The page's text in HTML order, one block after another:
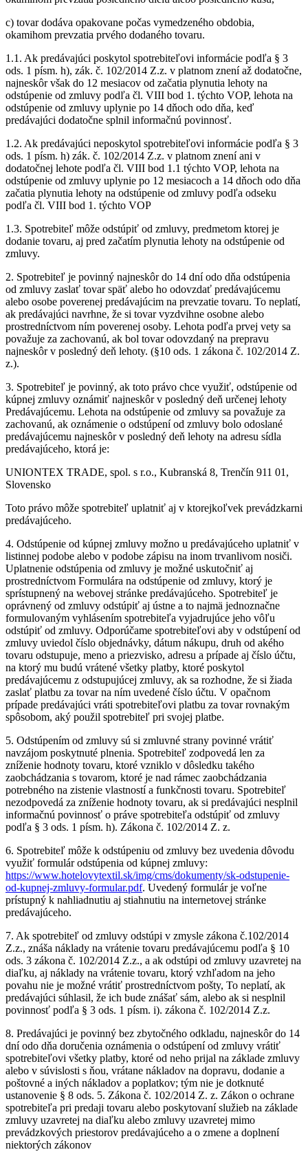
c) tovar dodáva opakovane počas vymedzeného obdobia,
okamihom prevzatia prvého dodaného tovaru.
1.1. Ak predávajúci poskytol spotrebiteľovi informácie podľa § 3
ods. 1 písm. h), zák. č. 102/2014 Z.z. v platnom znení až dodatočne,
najneskôr však do 12 mesiacov od začatia plynutia lehoty na
odstúpenie od zmluvy podľa čl. VIII bod 1. týchto VOP, lehota na
odstúpenie od zmluvy uplynie po 14 dňoch odo dňa, keď
predávajúci dodatočne splnil informačnú povinnosť.
1.2. Ak predávajúci neposkytol spotrebiteľovi informácie podľa § 3
ods. 1 písm. h) zák. č. 102/2014 Z.z. v platnom znení ani v
dodatočnej lehote podľa čl. VIII bod 1.1 týchto VOP, lehota na
odstúpenie od zmluvy uplynie po 12 mesiacoch a 14 dňoch odo dňa
začatia plynutia lehoty na odstúpenie od zmluvy podľa odseku
podľa čl. VIII bod 1. týchto VOP
1.3. Spotrebiteľ môže odstúpiť od zmluvy, predmetom ktorej je
dodanie tovaru, aj pred začatím plynutia lehoty na odstúpenie od
zmluvy.
2. Spotrebiteľ je povinný najneskôr do 14 dní odo dňa odstúpenia
od zmluvy zaslať tovar späť alebo ho odovzdať predávajúcemu
alebo osobe poverenej predávajúcim na prevzatie tovaru. To neplatí,
ak predávajúci navrhne, že si tovar vyzdvihne osobne alebo
prostredníctvom ním poverenej osoby. Lehota podľa prvej vety sa
považuje za zachovanú, ak bol tovar odovzdaný na prepravu
najneskôr v posledný deň lehoty. (§10 ods. 1 zákona č. 102/2014 Z.
z.).
3. Spotrebiteľ je povinný, ak toto právo chce využiť, odstúpenie od
kúpnej zmluvy oznámiť najneskôr v posledný deň určenej lehoty
Predávajúcemu. Lehota na odstúpenie od zmluvy sa považuje za
zachovanú, ak oznámenie o odstúpení od zmluvy bolo odoslané
predávajúcemu najneskôr v posledný deň lehoty na adresu sídla
predávajúceho, ktorá je:
UNIONTEX TRADE, spol. s r.o., Kubranská 8, Trenčín 911 01,
Slovensko
Toto právo môže spotrebiteľ uplatniť aj v ktorejkoľvek prevádzkarni
predávajúceho.
4. Odstúpenie od kúpnej zmluvy možno u predávajúceho uplatniť v
listinnej podobe alebo v podobe zápisu na inom trvanlivom nosiči.
Uplatnenie odstúpenia od zmluvy je možné uskutočniť aj
prostredníctvom Formulára na odstúpenie od zmluvy, ktorý je
sprístupnený na webovej stránke predávajúceho. Spotrebiteľ je
oprávnený od zmluvy odstúpiť aj ústne a to najmä jednoznačne
formulovaným vyhlásením spotrebiteľa vyjadrujúce jeho vôľu
odstúpiť od zmluvy. Odporúčame spotrebiteľovi aby v odstúpení od
zmluvy uviedol číslo objednávky, dátum nákupu, druh od akého
tovaru odstupuje, meno a priezvisko, adresu a prípade aj číslo účtu,
na ktorý mu budú vrátené všetky platby, ktoré poskytol
predávajúcemu z odstupujúcej zmluvy, ak sa rozhodne, že si žiada
zaslať platbu za tovar na ním uvedené číslo účtu. V opačnom
prípade predávajúci vráti spotrebiteľovi platbu za tovar rovnakým
spôsobom, aký použil spotrebiteľ pri svojej platbe.
5. Odstúpením od zmluvy sú si zmluvné strany povinné vrátiť
navzájom poskytnuté plnenia. Spotrebiteľ zodpovedá len za
zníženie hodnoty tovaru, ktoré vzniklo v dôsledku takého
zaobchádzania s tovarom, ktoré je nad rámec zaobchádzania
potrebného na zistenie vlastností a funkčnosti tovaru. Spotrebiteľ
nezodpovedá za zníženie hodnoty tovaru, ak si predávajúci nesplnil
informačnú povinnosť o práve spotrebiteľa odstúpiť od zmluvy
podľa § 3 ods. 1 písm. h). Zákona č. 102/2014 Z. z.
6. Spotrebiteľ môže k odstúpeniu od zmluvy bez uvedenia dôvodu
využiť formulár odstúpenia od kúpnej zmluvy:
https://www.hotelovytextil.sk/img/cms/dokumenty/sk-odstupenie-
od-kupnej-zmluvy-formular.pdf. Uvedený formulár je voľne
prístupný k nahliadnutiu aj stiahnutiu na internetovej stránke
predávajúceho.
7. Ak spotrebiteľ od zmluvy odstúpi v zmysle zákona č.102/2014
Z.z., znáša náklady na vrátenie tovaru predávajúcemu podľa § 10
ods. 3 zákona č. 102/2014 Z.z., a ak odstúpi od zmluvy uzavretej na
diaľku, aj náklady na vrátenie tovaru, ktorý vzhľadom na jeho
povahu nie je možné vrátiť prostredníctvom pošty, To neplatí, ak
predávajúci súhlasil, že ich bude znášať sám, alebo ak si nesplnil
povinnosť podľa § 3 ods. 1 písm. i). zákona č. 102/2014 Z.z.
8. Predávajúci je povinný bez zbytočného odkladu, najneskôr do 14
dní odo dňa doručenia oznámenia o odstúpení od zmluvy vrátiť
spotrebiteľovi všetky platby, ktoré od neho prijal na základe zmluvy
alebo v súvislosti s ňou, vrátane nákladov na dopravu, dodanie a
poštovné a iných nákladov a poplatkov; tým nie je dotknuté
ustanovenie § 8 ods. 5. Zákona č. 102/2014 Z. z. Zákon o ochrane
spotrebiteľa pri predaji tovaru alebo poskytovaní služieb na základe
zmluvy uzavretej na diaľku alebo zmluvy uzavretej mimo
prevádzkových priestorov predávajúceho a o zmene a doplnení
niektorých zákonov